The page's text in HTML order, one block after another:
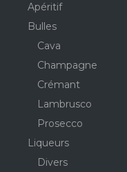
Apéritif
Bulles
Cava
Champagne
Crémant
Lambrusco
Prosecco
Liqueurs
Divers